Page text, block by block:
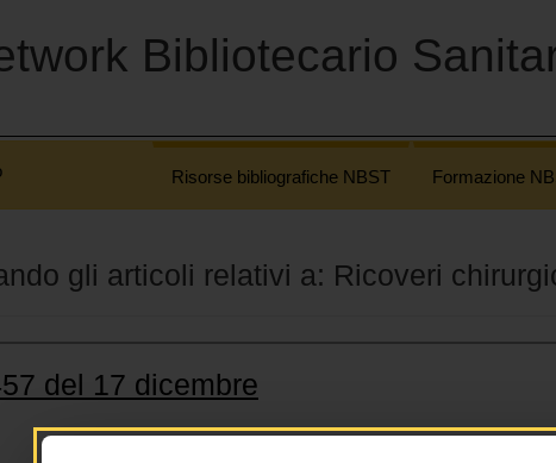
Bibliotecario
Risorse bibliografiche NBST Formazione
gli articoli relativi a: Ricoveri
del 17 dicembre